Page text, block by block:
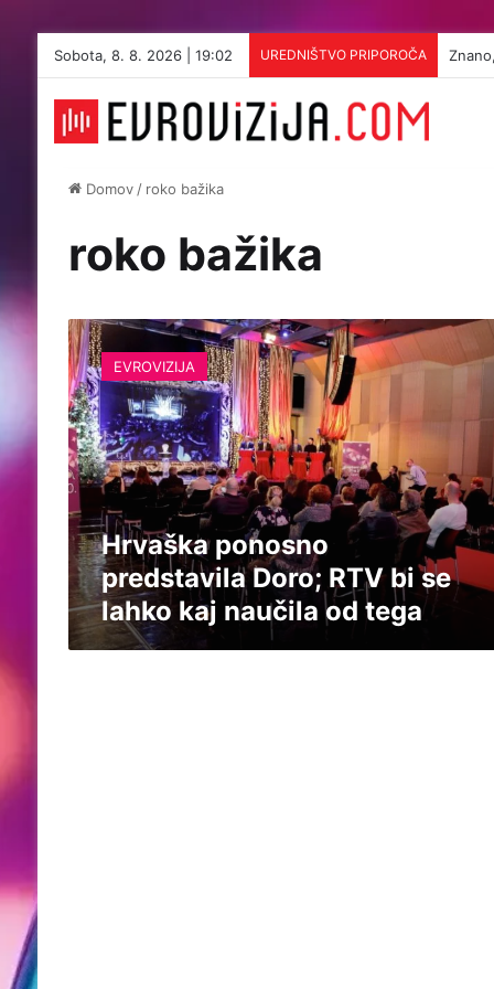
Sobota, 8. 8. 2026 | 19:02 UREDNIŠTVO PRIPOROČA
Domov / roko bažika
roko bažika
H
r
v
a
š
k
a
p
o
n
o
s
n
o
p
EVROVIZIJA
Hrvaška ponosno
predstavila Doro; RTV bi se
lahko kaj naučila od tega